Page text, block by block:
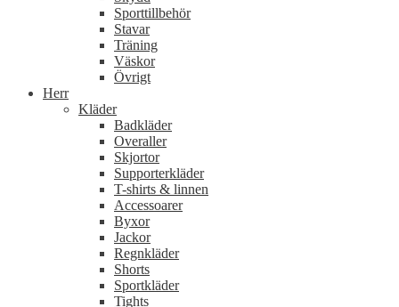
Sporttillbehör
Stavar
Träning
Väskor
Övrigt
Herr
Kläder
Badkläder
Overaller
Skjortor
Supporterkläder
T-shirts & linnen
Accessoarer
Byxor
Jackor
Regnkläder
Shorts
Sportkläder
Tights